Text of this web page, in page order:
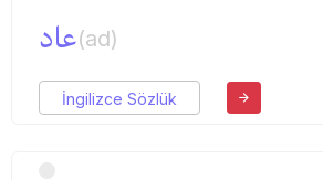
عاد(ad)
İngilizce Sözlük